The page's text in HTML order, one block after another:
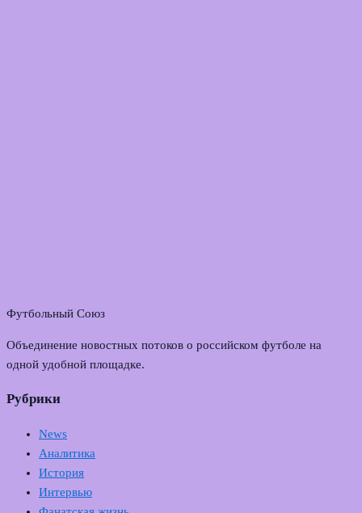
Футбольный Союз
Объединение новостных потоков о российском футболе на
одной удобной площадке.
Рубрики
News
Аналитика
История
Интервью